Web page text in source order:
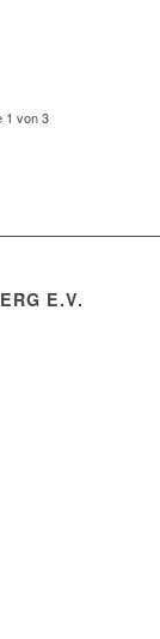
1 von 3
E.V.